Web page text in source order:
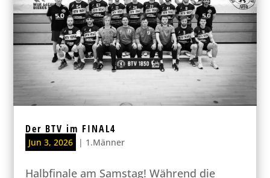
Der BTV im FINAL4
Jun 3, 2026 | 1.Männer
Halbfinale am Samstag! Während die